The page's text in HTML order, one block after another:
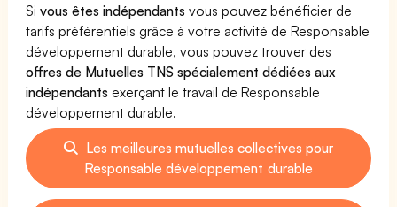
Sivous êtes indépendants vous pouvez bénéficier de
tarifs préférentiels grâce à votre activité de Responsable
développement durable, vous pouvez trouver des
offres de Mutuelles TNS spécialement dédiées aux
indépendants exerçant le travail de Responsable
développement durable.
Les meilleures mutuelles collectives pour
Responsable développement durable